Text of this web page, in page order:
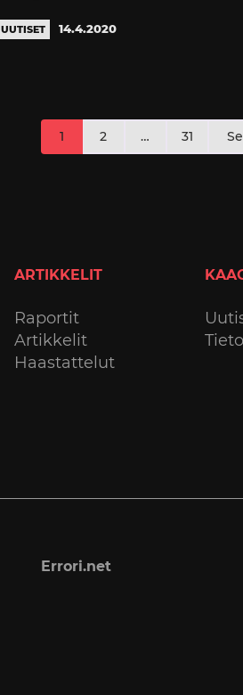
UUTISET 14.4.2020
sivutus
1 2 … 31
ARTIKKELIT
Raportit
Artikkelit
Haastattelut
Errori.net